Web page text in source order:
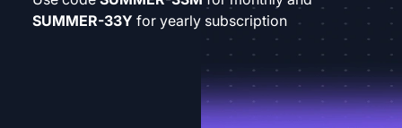
SUMMER-33Y for yearly subscription